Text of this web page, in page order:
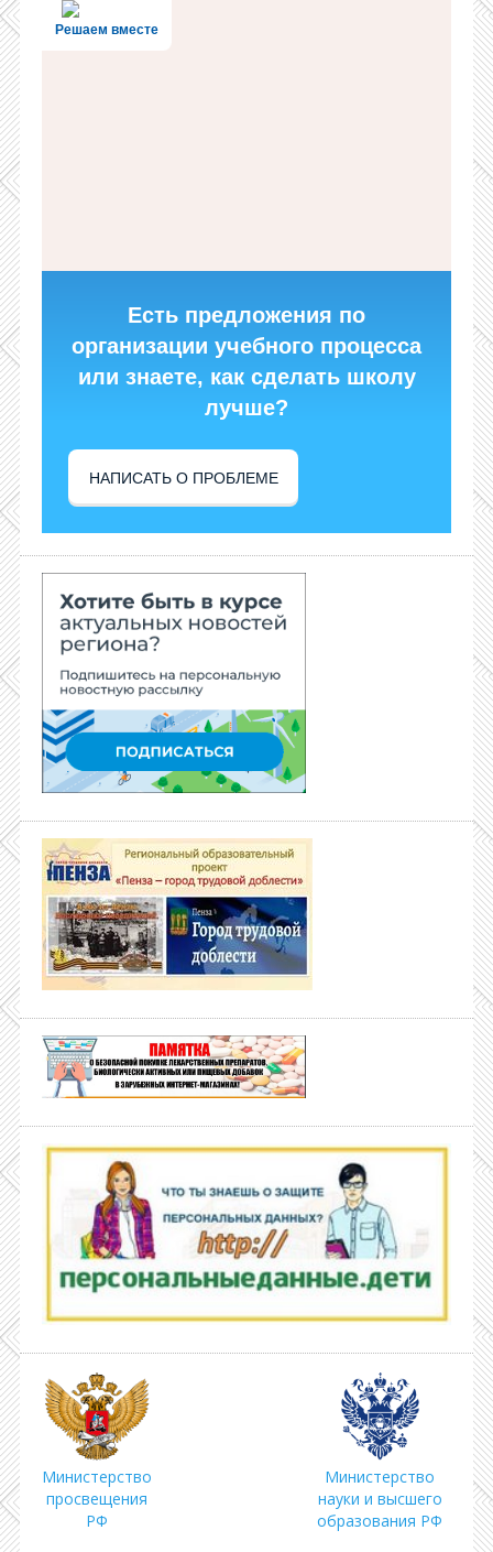
Решаем вместе
Есть предложения по
организации учебного процесса
или знаете, как сделать школу
лучше?
НАПИСАТЬ О ПРОБЛЕМЕ
Министерство
просвещения
РФ
Министерство
науки и высшего
образования РФ